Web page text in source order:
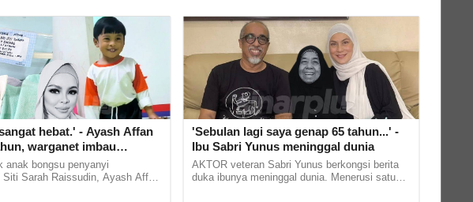
hebat.' - Ayash Affan
warganet imbau
Siti Sarah
anak bongsu penyanyi
Siti Sarah Raissudin, Ayash Affan
'Sebulan lagi saya genap 65 tahun...' -
Ibu Sabri Yunus meninggal dunia
AKTOR veteran Sabri Yunus berkongsi berita
duka ibunya meninggal dunia. Menerusi satu